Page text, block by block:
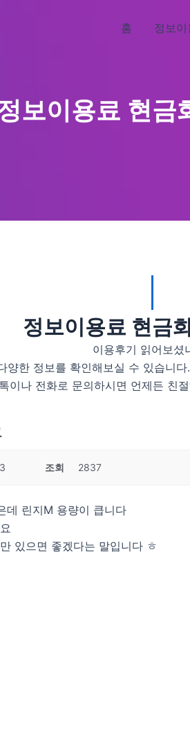
홈 정보
보이용료 현금
정보이용료 현금
이용후기 읽어보셨
양한 정보를 확인해보실 수 있습니
이나 전화로 문의하시면 언제든 친
조회 2837
데 린지M 용량이 큽니다
있으면 좋겠다는 말입니다 ㅎ